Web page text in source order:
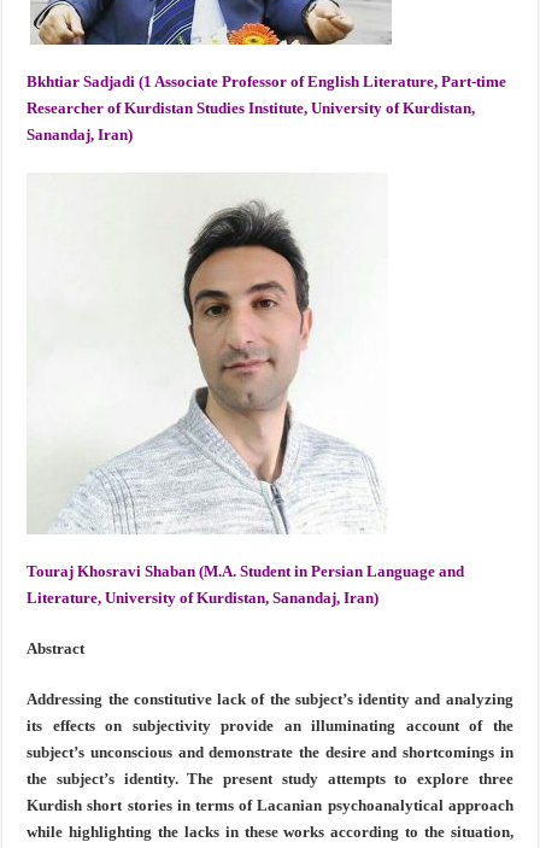
Bkhtiar Sadjadi (1 Associate Professor of English Literature, Part-time
Researcher of Kurdistan Studies Institute, University of Kurdistan,
Sanandaj, Iran)
Touraj Khosravi Shaban (M.A. Student in Persian Language and
Literature, University of Kurdistan, Sanandaj, Iran)
Abstract
Addressing the constitutive lack of the subject’s identity and analyzing
its effects on subjectivity provide an illuminating account of the
subject’s unconscious and demonstrate the desire and shortcomings in
the subject’s identity. The present study attempts to explore three
Kurdish short stories in terms of Lacanian psychoanalytical approach
while highlighting the lacks in these works according to the situation,